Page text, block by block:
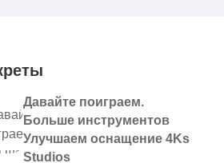
Давайте поиграем.
Больше инструментов
Улучшаем оснащение 4Ks
Studios